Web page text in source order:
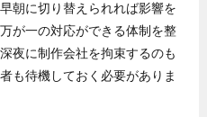
朝に切り替えられれば影響を
が一の対応ができる体制を整
夜に制作会社を拘束するのも
も待機しておく必要がありま